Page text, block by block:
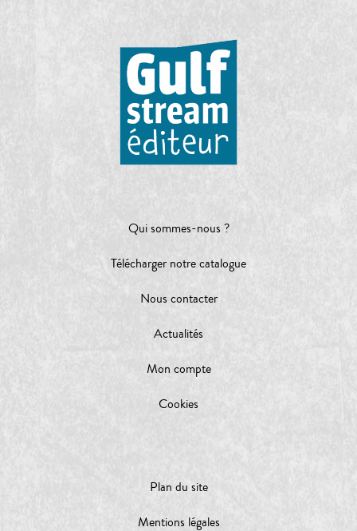
Qui sommes-nous ?
Télécharger notre catalogue
Nous contacter
Actualités
Mon compte
Cookies
Plan du site
Mentions légales